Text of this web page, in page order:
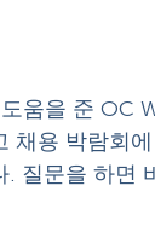
도움을 준
채용 박람회
질문을 하면